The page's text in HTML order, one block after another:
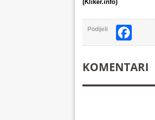
(Kliker.info)
Podijeli
KOMENTARI